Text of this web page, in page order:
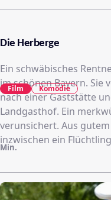
Die Herberge
Ein schwäbisches
im schönen Bayern. Sie
nach einer Gaststätte
Landgasthof. Ein
verunsichert. Aus
inzwischen ein
Min.
Film Komödie